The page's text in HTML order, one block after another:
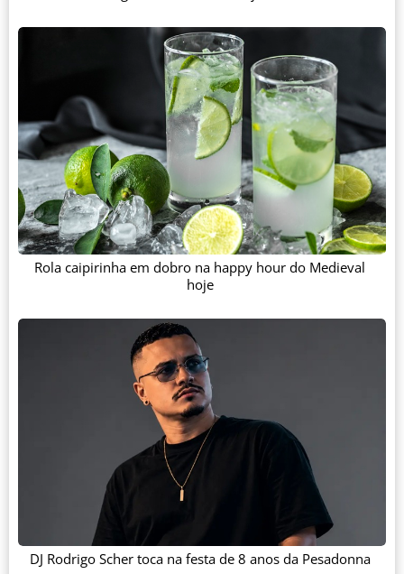
Rola caipirinha em dobro na happy hour do Medieval
hoje
DJ Rodrigo Scher toca na festa de 8 anos da Pesadonna